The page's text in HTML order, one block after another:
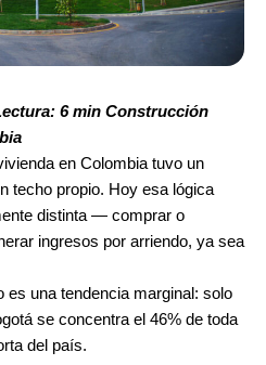
6 min Construcción
en Colombia tuvo un
techo propio. Hoy esa lógica
distinta — comprar o
ingresos por arriendo, ya sea
una tendencia marginal: solo
se concentra el 46% de toda
del país.